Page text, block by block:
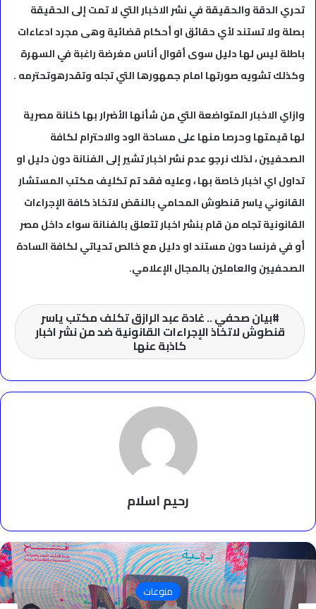
تحري الدقة والحقيقة في نشر الاخبار التي لا تمت إلى الحقيقة
بصلة ولا تستند لأي حقائق او أحكام قضائية وهى مجرد ادعاءات
باطلة ليس لها دليل سوى أقوال أناس مغرضة راغبة في السهرة
وكذلك تشويه صورتها امام جمهورها التي تجله وتقدرهوتحترمه .
وازاي الاخبار المتواضعة التي من شأنها الأضرار بها كنانة مصرية
لها قيمتها وحرصا منها على مساحة الود والاحترام لكافة
الصحفيين ، لذلك نرجو عدم نشر اخبار تشير إلى الفنانة دون دليل او
تداول اي اخبار خاصة بها ، وعليه فقد تم تكليف مكتب المستشار
القانوني ياسر قنطوش المحامي بالنقض لاتخاذ كافة الإجراءات
القانونية تجاه من قام بنشر اخبار تتعلق بالفنانة سواء داخل مصر
أو في فرنسا دون مستند او دليل مع خالص تحياتي لكافة السادة
الصحفيين والعاملين بالمجال الإعلامي.
بيان صحفي .. غادة عبد الرازق تكلف مكتب ياسر
قنطوش لاتخاذ الإجراءات القانونية ضد من نشر اخبار
كاذبة عنها
رحيم اسلام
منوعات